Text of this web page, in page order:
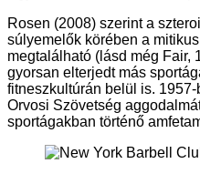
Rosen (2008) szerint a
súlyemelők körében a
megtalálható (lásd még Fair,
gyorsan elterjedt más
fitneszkultúrán belül is.
Orvosi Szövetség
sportágakban történő